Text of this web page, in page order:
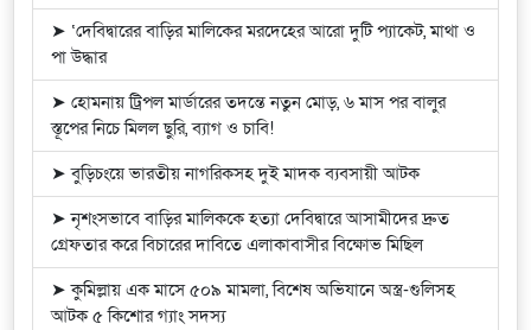
➤ ‘দেবিদ্বারের বাড়ির মালিকের মরদেহের আরো দুটি প্যাকেট, মাথা ও
পা উদ্ধার
➤ হোমনায় ট্রিপল মার্ডারের তদন্তে নতুন মোড়, ৬ মাস পর বালুর
স্তূপের নিচে মিলল ছুরি, ব্যাগ ও চাবি!
➤ বুড়িচংয়ে ভারতীয় নাগরিকসহ দুই মাদক ব্যবসায়ী আটক
➤ নৃশংসভাবে বাড়ির মালিককে হত্যা দেবিদ্বারে আসামীদের দ্রুত
গ্রেফতার করে বিচারের দাবিতে এলাকাবাসীর বিক্ষোভ মিছিল
➤ কুমিল্লায় এক মাসে ৫০৯ মামলা, বিশেষ অভিযানে অস্ত্র-গুলিসহ
আটক ৫ কিশোর গ্যাং সদস্য